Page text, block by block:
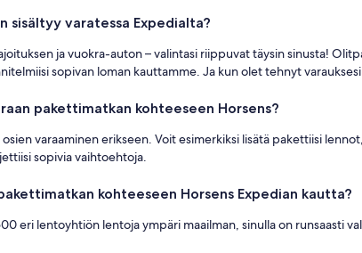
sisältyy varatessa Expedialta?
ja vuokra-auton – valintasi riippuvat täysin sinusta!
sopivan loman kauttamme. Ja kun olet tehnyt
pakettimatkan kohteeseen Horsens?
varaaminen erikseen. Voit esimerkiksi lisätä pakettiisi
sopivia vaihtoehtoja.
kohteeseen Horsens Expedian kautta?
eri lentoyhtiön lentoja ympäri maailman, sinulla on runsaasti